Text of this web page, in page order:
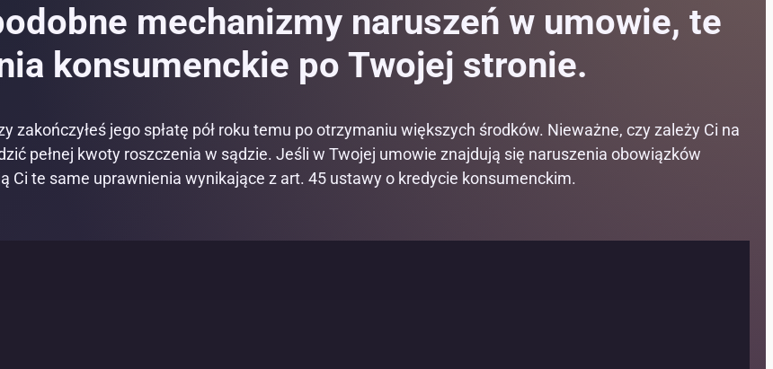
mechanizmy naruszeń w umowie, te
konsumenckie po Twojej stronie.
zakończyłeś jego spłatę pół roku temu po otrzymaniu większych środków. Nieważne, czy zależy Ci na
pełnej kwoty roszczenia w sądzie. Jeśli w Twojej umowie znajdują się naruszenia obowiązków
Ci te same uprawnienia wynikające z art. 45 ustawy o kredycie konsumenckim.